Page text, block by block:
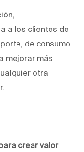
a los clientes de
de consumo
mejorar más
otra
crear valor